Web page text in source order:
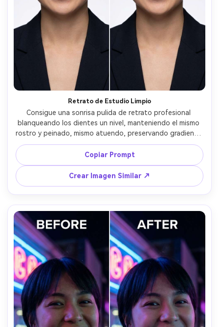
Retrato de Estudio Limpio
Consigue una sonrisa pulida de retrato profesional
blanqueando los dientes un nivel, manteniendo el mismo
rostro y peinado, mismo atuendo, preservando gradiente
de fondo de estudio y luz principal original, no cambies la
textura de la piel --ar 4:5
Copiar Prompt
Crear Imagen Similar ↗